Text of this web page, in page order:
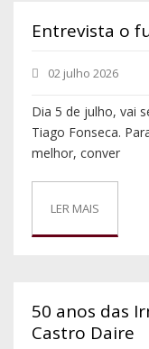
Entrevista o
02 julho 2026
Dia 5 de julho, vai
Tiago Fonseca.
melhor, conver
LER MAIS
50 anos das
Castro Daire